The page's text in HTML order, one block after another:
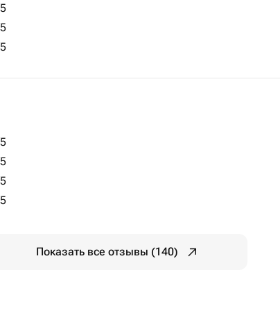
Показать все отзывы (140)